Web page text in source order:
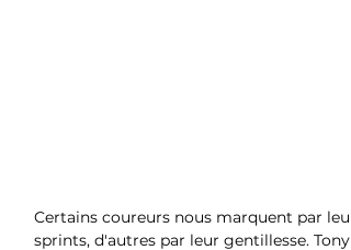
Certains coureurs nous marquent par
sprints, d'autres par leur gentillesse.